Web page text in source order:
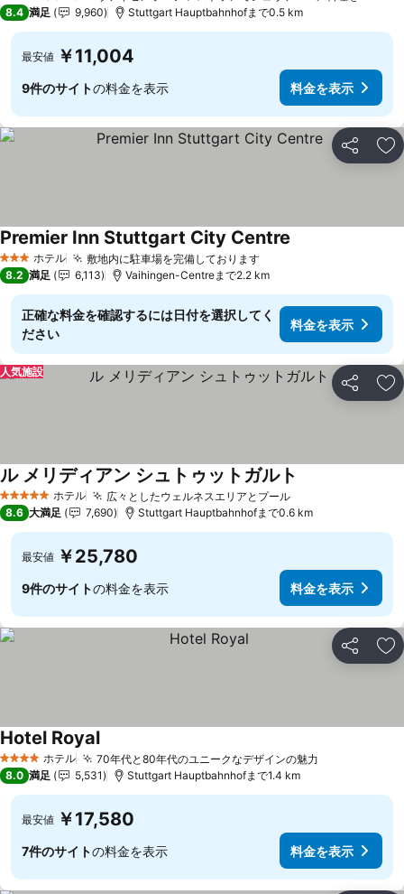
8.4 満足 9,960 Stuttgart Hauptbahnhofまで0.5 km
最安値 ￥11,004
9件のサイトの料金を表示 料金を表示
シェア お
3 ホテルのランク
ホテル 敷地内に駐車場を完備しております料金を表示
Premier Inn Stuttgart City Centre
8.2 満足 6,113 Vaihingen-Centreまで2.2 km
正確な料金を確認するには日付を選択してく
ださい
料金を表示
シェア お
人気施設
5 ホテルのランク
ホテル 広々としたウェルネスエリアとプール料金を表示
ル メリディアン シュトゥットガルト
8.6 大満足 7,690 Stuttgart Hauptbahnhofまで0.6 km
最安値 ￥25,780
9件のサイトの料金を表示 料金を表示
シェア お
4 ホテルのランク
ホテル 70年代と80年代のユニークなデザインの魅力
Hotel Royal料金を表示
8.0 満足 5,531 Stuttgart Hauptbahnhofまで1.4 km
最安値 ￥17,580
7件のサイトの料金を表示 料金を表示